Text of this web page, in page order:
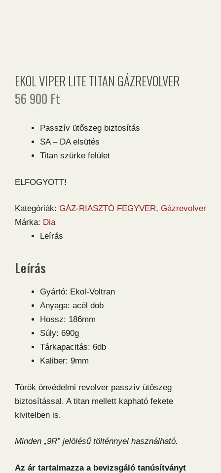
EKOL VIPER LITE TITAN GÁZREVOLVER
56 900 Ft
Passzív ütőszeg biztosítás
SA – DA elsütés
Titan szürke felület
ELFOGYOTT!
Kategóriák: GÁZ-RIASZTÓ FEGYVER, Gázrevolver
Márka: Dia
Leírás
Leírás
Gyártó: Ekol-Voltran
Anyaga: acél dob
Hossz: 186mm
Súly: 690g
Tárkapacitás: 6db
Kaliber: 9mm
Török önvédelmi revolver passzív ütőszeg
biztosítással. A titan mellett kapható fekete
kivitelben is.
Minden „9R” jelölésű tölténnyel használható.
Az ár tartalmazza a bevizsgáló tanúsítványt